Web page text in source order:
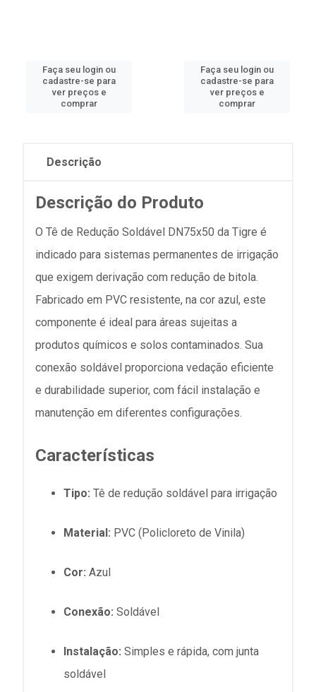
Faça seu login ou
cadastre-se para
ver preços e
comprar
Faça seu login ou
cadastre-se para
ver preços e
comprar
Descrição
Descrição do Produto
O Tê de Redução Soldável DN75x50 da Tigre é
indicado para sistemas permanentes de irrigação
que exigem derivação com redução de bitola.
Fabricado em PVC resistente, na cor azul, este
componente é ideal para áreas sujeitas a
produtos químicos e solos contaminados. Sua
conexão soldável proporciona vedação eficiente
e durabilidade superior, com fácil instalação e
manutenção em diferentes configurações.
Características
Tipo: Tê de redução soldável para irrigação
Material: PVC (Policloreto de Vinila)
Cor: Azul
Conexão: Soldável
Instalação: Simples e rápida, com junta
soldável